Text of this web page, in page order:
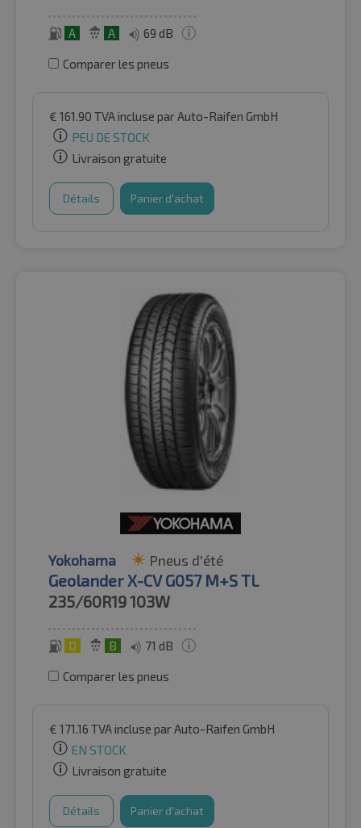
A A 69 dB
Comparer les pneus
€ 161.90 TVA incluse par Auto-Raifen GmbH
PEU DE STOCK
Livraison gratuite
Détails Panier d'achat
Yokohama Pneus d'été
Geolander X-CV G057 M+S TL
235/60R19103W
D B 71 dB
Comparer les pneus
€ 171.16 TVA incluse par Auto-Raifen GmbH
EN STOCK
Livraison gratuite
Détails Panier d'achat